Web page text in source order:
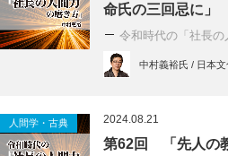
命氏の三回忌に」
令和時代の「社長の
中村義裕氏 / 日本
人間学・古典 2024.08.21
第62回 「先人の